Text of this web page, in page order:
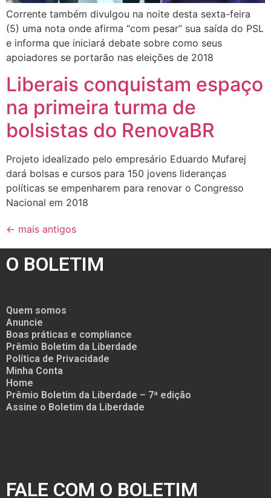
Corrente também divulgou na noite desta sexta-feira
(5) uma nota onde afirma “com pesar” sua saída do PSL
e informa que iniciará debate sobre como seus
apoiadores se portarão nas eleições de 2018
Liberais conquistam espaço
na primeira turma de
bolsistas do RenovaBR
Projeto idealizado pelo empresário Eduardo Mufarej
dará bolsas e cursos para 150 jovens lideranças
políticas se empenharem para renovar o Congresso
Nacional em 2018
← mais antigos
O BOLETIM
Quem somos
Anuncie
Boas práticas e compliance
Prêmio Boletim da Liberdade
Política de Privacidade
Minha Conta
Home
Prêmio Boletim da Liberdade – 7ª edição
Assine o Boletim da Liberdade
FALE COM O BOLETIM